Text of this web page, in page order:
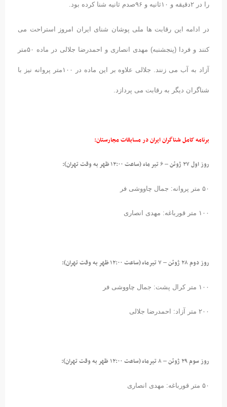
را در ۲دقیقه و ۱۰ثانیه و ۹۶صدم ثانیه شنا کرده بود.
در ادامه این رقابت ها ملی پوشان شنای ایران امروز استراحت می
کنند و فردا (پنجشنبه) مهدی انصاری و احمدرضا جلالی در ماده ۵۰متر
آزاد به آب می زنند. جلالی علاوه بر این ماده در ۱۰۰متر پروانه نیز با
شناگران دیگر به رقابت می پردازد.
برنامه کامل شناگران ایران در مسابقات مجارستان:
روز اول ۲۷ ژوئن – ۶ تیر ماه (ساعت ۱۲:۰۰ ظهر به وقت تهران):
۵۰ متر پروانه: جمال چاووشی فر
۱۰۰ متر قورباغه: مهدی انصاری
روز دوم ۲۸ ژوئن – ۷ تیرماه (ساعت ۱۲:۰۰ ظهر به وقت تهران):
۱۰۰ متر کرال پشت: جمال چاووشی فر
۲۰۰ متر آزاد: احمدرضا جلالی
روز سوم ۲۹ ژوئن – ۸ تیرماه (ساعت ۱۲:۰۰ ظهر به وقت تهران):
۵۰ متر قورباغه: مهدی انصاری